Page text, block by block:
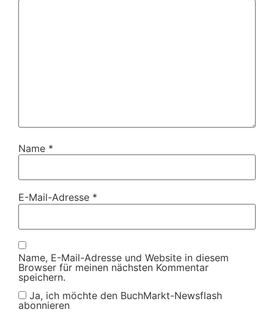
Name *
E-Mail-Adresse *
Name, E-Mail-Adresse und Website in diesem
Browser für meinen nächsten Kommentar
speichern.
Ja, ich möchte den BuchMarkt-Newsflash
abonnieren